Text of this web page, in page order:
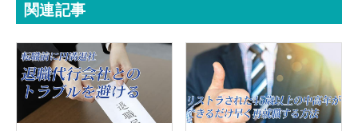
関連記事